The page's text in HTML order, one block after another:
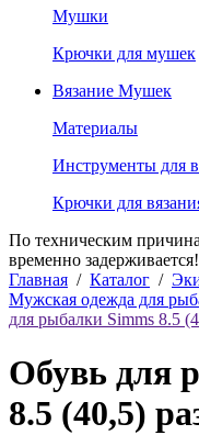
Мушки
Крючки для мушек
Вязание Мушек
Материалы
Инструменты для
Крючки для
По техническим
временно задерживается!
Главная / Каталог /
Мужская одежда для
для рыбалки Simms 8.5
Обувь для
8.5 (40,5)